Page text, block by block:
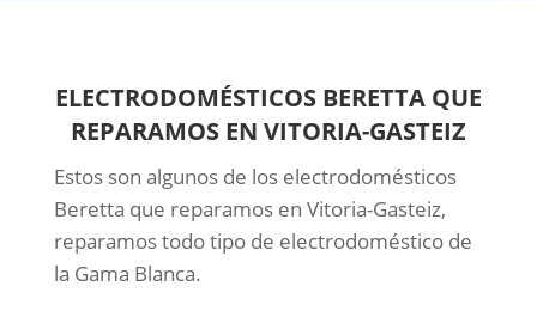
ELECTRODOMÉSTICOS BERETTA QUE
REPARAMOS EN VITORIA-GASTEIZ
Estos son algunos de los electrodomésticos
Beretta que reparamos en Vitoria-Gasteiz,
reparamos todo tipo de electrodoméstico de
la Gama Blanca.